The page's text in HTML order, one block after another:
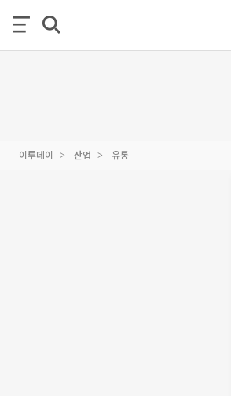
이투데이 산업 유통